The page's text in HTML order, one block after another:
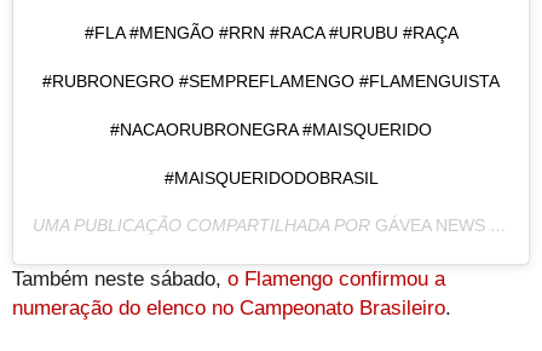
#FLA #MENGÃO #RRN #RACA #URUBU #RAÇA
#RUBRONEGRO #SEMPREFLAMENGO #FLAMENGUISTA
#NACAORUBRONEGRA #MAISQUERIDO
#MAISQUERIDODOBRASIL
UMA PUBLICAÇÃO COMPARTILHADA POR GÁVEA NEWS
Também neste sábado, o Flamengo confirmou a
numeração do elenco no Campeonato Brasileiro.